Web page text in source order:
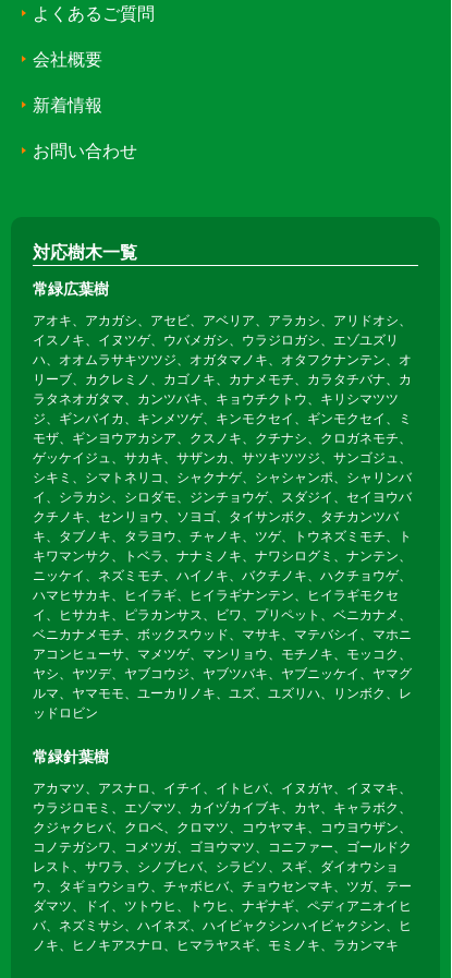
よくあるご質問
会社概要
新着情報
お問い合わせ
対応樹木一覧
常緑広葉樹
アオキ、アカガシ、アセビ、アベリア、アラカシ、アリドオシ、
イスノキ、イヌツゲ、ウバメガシ、ウラジロガシ、エゾユズリ
ハ、オオムラサキツツジ、オガタマノキ、オタフクナンテン、オ
リーブ、カクレミノ、カゴノキ、カナメモチ、カラタチバナ、カ
ラタネオガタマ、カンツバキ、キョウチクトウ、キリシマツツ
ジ、ギンバイカ、キンメツゲ、キンモクセイ、ギンモクセイ、ミ
モザ、ギンヨウアカシア、クスノキ、クチナシ、クロガネモチ、
ゲッケイジュ、サカキ、サザンカ、サツキツツジ、サンゴジュ、
シキミ、シマトネリコ、シャクナゲ、シャシャンポ、シャリンバ
イ、シラカシ、シロダモ、ジンチョウゲ、スダジイ、セイヨウバ
クチノキ、センリョウ、ソヨゴ、タイサンボク、タチカンツバ
キ、タブノキ、タラヨウ、チャノキ、ツゲ、トウネズミモチ、ト
キワマンサク、トベラ、ナナミノキ、ナワシログミ、ナンテン、
ニッケイ、ネズミモチ、ハイノキ、バクチノキ、ハクチョウゲ、
ハマヒサカキ、ヒイラギ、ヒイラギナンテン、ヒイラギモクセ
イ、ヒサカキ、ピラカンサス、ビワ、プリペット、ベニカナメ、
ベニカナメモチ、ボックスウッド、マサキ、マテバシイ、マホニ
アコンヒューサ、マメツゲ、マンリョウ、モチノキ、モッコク、
ヤシ、ヤツデ、ヤブコウジ、ヤブツバキ、ヤブニッケイ、ヤマグ
ルマ、ヤマモモ、ユーカリノキ、ユズ、ユズリハ、リンボク、レ
ッドロビン
常緑針葉樹
アカマツ、アスナロ、イチイ、イトヒバ、イヌガヤ、イヌマキ、
ウラジロモミ、エゾマツ、カイヅカイブキ、カヤ、キャラボク、
クジャクヒバ、クロベ、クロマツ、コウヤマキ、コウヨウザン、
コノテガシワ、コメツガ、ゴヨウマツ、コニファー、ゴールドク
レスト、サワラ、シノブヒバ、シラビソ、スギ、ダイオウショ
ウ、タギョウショウ、チャボヒバ、チョウセンマキ、ツガ、テー
ダマツ、ドイ、ツトウヒ、トウヒ、ナギナギ、ペディアニオイヒ
バ、ネズミサシ、ハイネズ、ハイビャクシンハイビャクシン、ヒ
ノキ、ヒノキアスナロ、ヒマラヤスギ、モミノキ、ラカンマキ